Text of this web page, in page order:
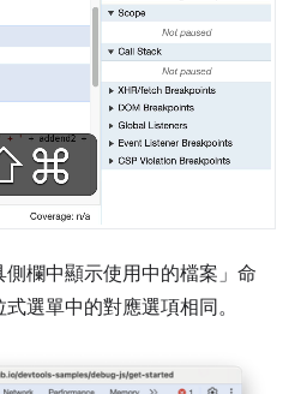
欄中顯示使用中的檔案」 命
式選單中的對應選項相同。